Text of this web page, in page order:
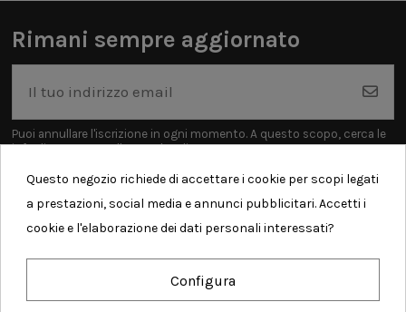
Rimani sempre aggiornato
Puoi annullare l'iscrizione in ogni momento. A questo scopo, cerca le
info di contatto nelle note legali.
Questo negozio richiede di accettare i cookie per scopi legati
a prestazioni, social media e annunci pubblicitari. Accetti i
cookie e l'elaborazione dei dati personali interessati?
Configura